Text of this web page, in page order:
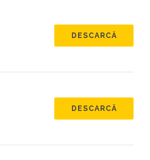
DESCARCĂ
DESCARCĂ